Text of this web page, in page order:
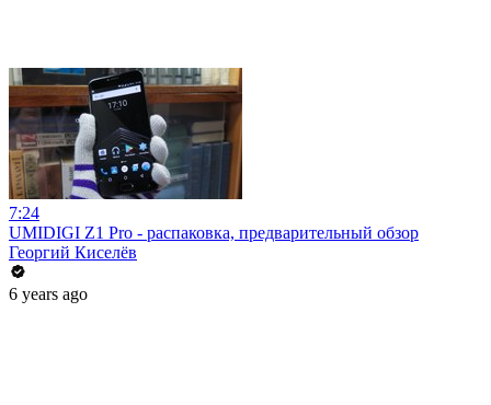
7:24
UMIDIGI Z1 Pro - распаковка, предварительный обзор
Георгий Киселёв
6 years ago